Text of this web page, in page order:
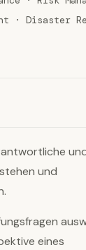
· Disaster
und
eines